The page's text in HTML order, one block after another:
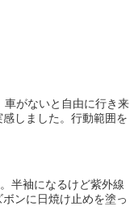
がないと自由に行き来
しました。行動範囲を
半袖になるけど紫外線
ンに日焼け止めを塗っ